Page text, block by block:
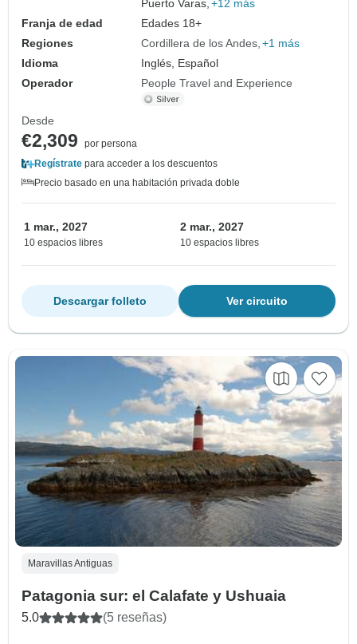
Puerto Varas, +12 más
Franja de edad
Edades 18+
Regiones
Cordillera de los Andes +1 más
Idioma
Inglés, Español
Operador
People Travel and Experience
Desde
€2,309
por persona
Regístrate para acceder a los descuentos
Precio basado en una habitación privada doble
1 mar., 2027
10 espacios libres
2 mar., 2027
10 espacios libres
Ver circuito
Descargar folleto
Maravillas Antiguas
Patagonia sur: el Calafate y Ushuaia
5.0 (5 reseñas)